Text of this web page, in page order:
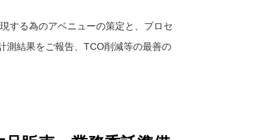
する為のアベニューの策定と、プロセ
測結果をご報告、TCO削減等の最善の